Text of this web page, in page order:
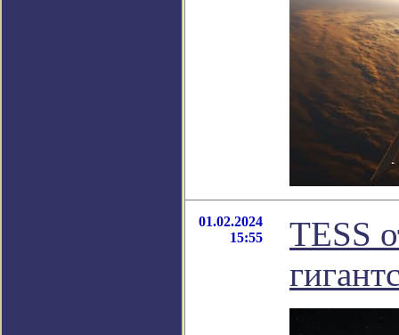
01.02.2024
15:55
TESS